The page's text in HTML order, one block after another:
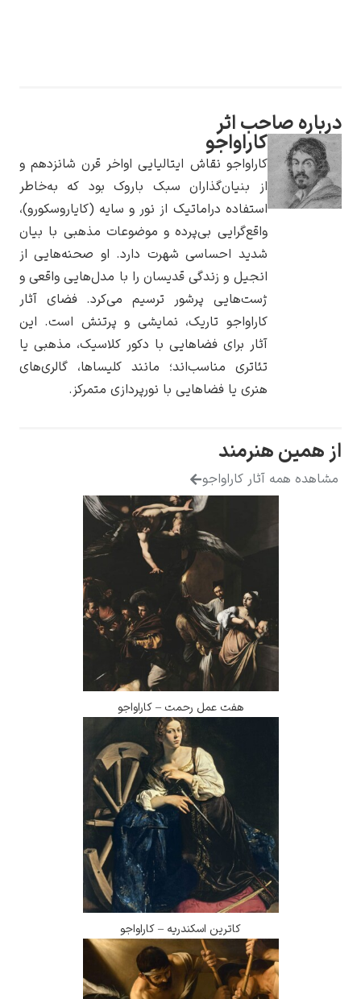
پیر آگوست رنوآر
پل سزان
یوهانس فرمیر
درباره صاحب اثر
کاراواجو
کاراواجو نقاش ایتالیایی اواخر قرن شانزدهم و
از بنیان‌گذاران سبک باروک بود که به‌خاطر
استفاده دراماتیک از نور و سایه (کایاروسکورو)،
واقع‌گرایی بی‌پرده و موضوعات مذهبی با بیان
شدید احساسی شهرت دارد. او صحنه‌هایی از
انجیل و زندگی قدیسان را با مدل‌هایی واقعی و
ژست‌هایی پرشور ترسیم می‌کرد. فضای آثار
کاراواجو تاریک، نمایشی و پرتنش است. این
آثار برای فضاهایی با دکور کلاسیک، مذهبی یا
تئاتری مناسب‌اند؛ مانند کلیساها، گالری‌های
هنری یا فضاهایی با نورپردازی متمرکز.
از همین هنرمند
مشاهده همه آثار کاراواجو
هفت عمل رحمت – کاراواجو
کاترین اسکندریه – کاراواجو